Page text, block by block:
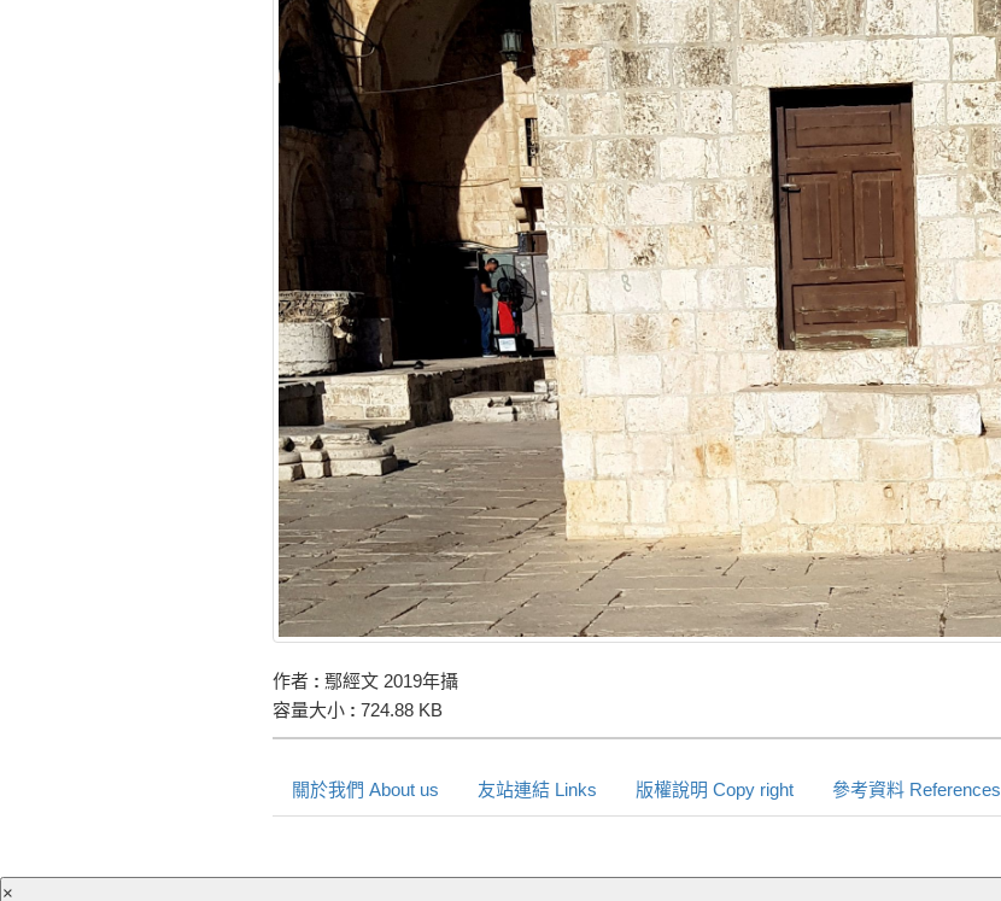
作者 : 鄢經文 2019年攝
容量大小 : 724.88 KB
關於我們 About us 友站連結 Links 版權說明 Copy right 參考資料 References
×